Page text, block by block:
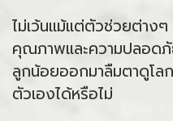
ไม่เว้นแม้แต่ตัวช่วยต่าง
คุณภาพและความปลอด
ลูกน้อยออกมาลืมตาดูโ
ตัวเองได้หรือไม่